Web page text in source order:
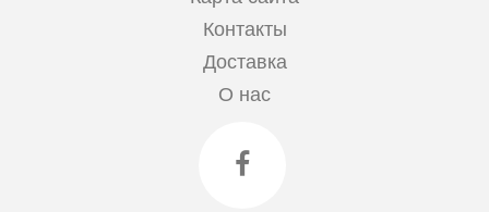
Контакты
Доставка
О нас